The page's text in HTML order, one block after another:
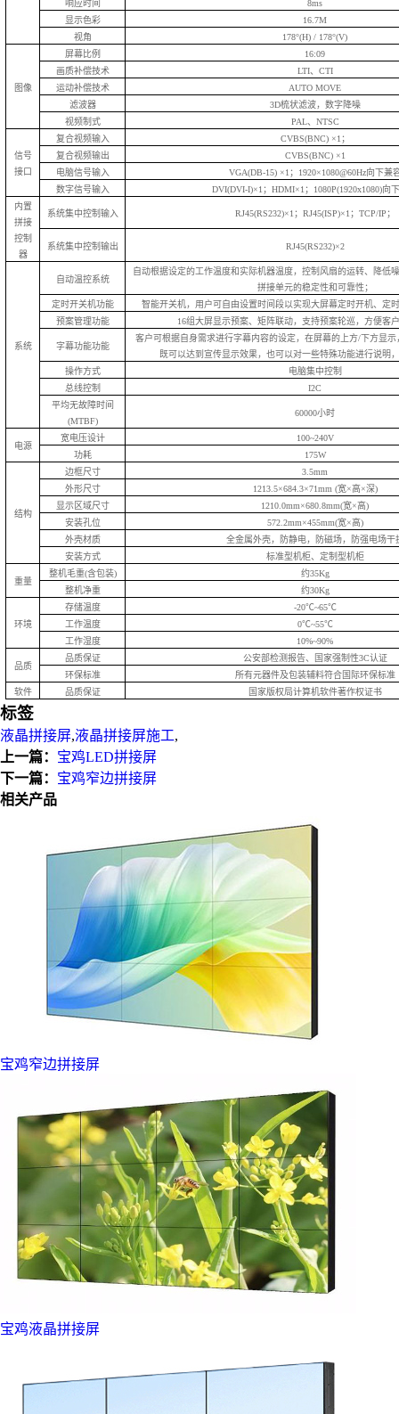
响应时间
8ms
显示色彩
16.7M
视角
178°(H) / 178°(V)
图像
屏幕比例
16:09
画质补偿技术
LTI、CTI
运动补偿技术
AUTO MOVE
滤波器
3D梳状滤波，数字降噪
视频制式
PAL、NTSC
信号
接口
复合视频输入
CVBS(BNC) ×1；
复合视频输出
CVBS(BNC) ×1
电脑信号输入
VGA(DB-15) ×1；1920×1080@60Hz向下兼
数字信号输入
DVI(DVI-I)×1；HDMI×1；1080P(1920x1080)向
内置
拼接
控制
器
系统集中控制输入 RJ45(RS232)×1；RJ45(ISP)×1；TCP/IP；
系统集中控制输出 RJ45(RS232)×2
系统
自动温控系统
自动根据设定的工作温度和实际机器温度，控制风扇的运转、降低
拼接单元的稳定性和可靠性；
定时开关机功能
智能开关机，用户可自由设置时间段以实现大屏幕定时开机、定
预案管理功能
16组大屏显示预案、矩阵联动，支持预案轮巡，方便客
字幕功能功能
客户可根据自身需求进行字幕内容的设定，在屏幕的上方/下方显
既可以达到宣传显示效果，也可以对一些特殊功能进行说明
操作方式
电脑集中控制
总线控制
I2C
平均无故障时间
(MTBF)
60000小时
电源
宽电压设计
100~240V
功耗
175W
结构
边框尺寸
3.5mm
外形尺寸
1213.5×684.3×71mm (宽×高×深)
显示区域尺寸
1210.0mm×680.8mm(宽×高)
安装孔位
572.2mm×455mm(宽×高)
外壳材质
全金属外壳，防静电，防磁场，防强电场干
安装方式
标准型机柜、定制型机柜
重量
整机毛重(含包装)
约35Kg
整机净重
约30Kg
环境
存储温度
-20℃~65℃
工作温度
0℃~55℃
工作湿度
10%~90%
品质
品质保证
公安部检测报告、国家强制性3C认证
环保标准
所有元器件及包装辅料符合国际环保标准
软件
品质保证 国家版权局计算机软件著作权证书
标签
液晶拼接屏,液晶拼接屏施工,
上一篇： 宝鸡LED拼接屏
下一篇： 宝鸡窄边拼接屏
相关产品
宝鸡窄边拼接屏
宝鸡液晶拼接屏